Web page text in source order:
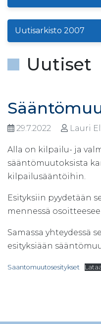
Uutisarkisto 2007
Uutiset
29.7.2022 Lauri
Alla on kilpailu- ja
sääntömuutoksista
kilpailusääntöihin.
Esityksiin pyydetään
mennessä
Samassa yhteydessä
esityksiään
Saantomuutosesitykset